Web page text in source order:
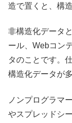
造で置くと、構
非構造化データ
ール、Webコン
タのことです。
構造化データが
ノンプログラマ
やスプレッドシ